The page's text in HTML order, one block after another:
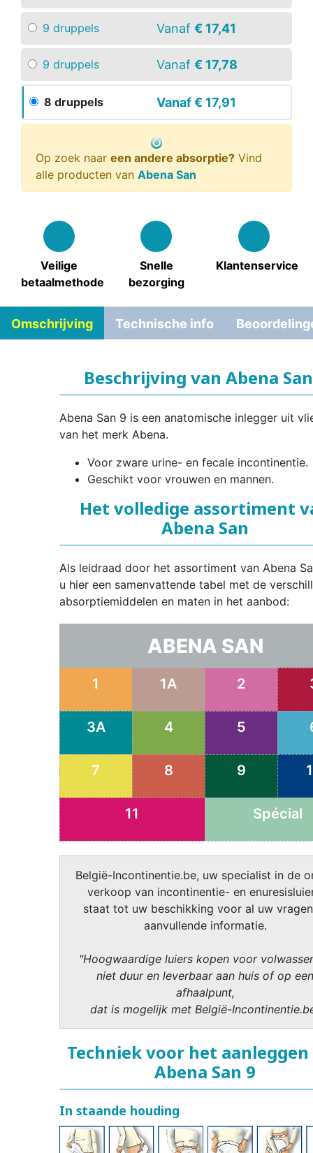
9 druppels Vanaf € 17,41
9 druppels Vanaf € 17,78
8 druppels Vanaf€ 17,91
Op zoek naar een andere absorptie? Vind
alle producten van Abena San
Veilige
betaalmethode
Snelle
bezorging
Klantenservice
Omschrijving Technische info
Beschrijving van Abena
Abena San 9 is een anatomische inlegger uit
van het merk Abena.
Voor zware urine- en fecale incontinentie.
Geschikt voor vrouwen en mannen.
Het volledige assortiment
Abena San
Als leidraad door het assortiment van Abena
u hier een samenvattende tabel met de
absorptiemiddelen en maten in het aanbod:
ABENA SAN
1 1A 2
3A 4 5
7 8 9
11 Spécial
België-Incontinentie.be, uw specialist in de
verkoop van incontinentie- en
staat tot uw beschikking voor al uw
aanvullende informatie.
"Hoogwaardige luiers kopen voor
niet duur en leverbaar aan huis of op een
afhaalpunt,
dat is mogelijk met België-
Techniek voor het aanleggen
Abena San 9
In staande houding